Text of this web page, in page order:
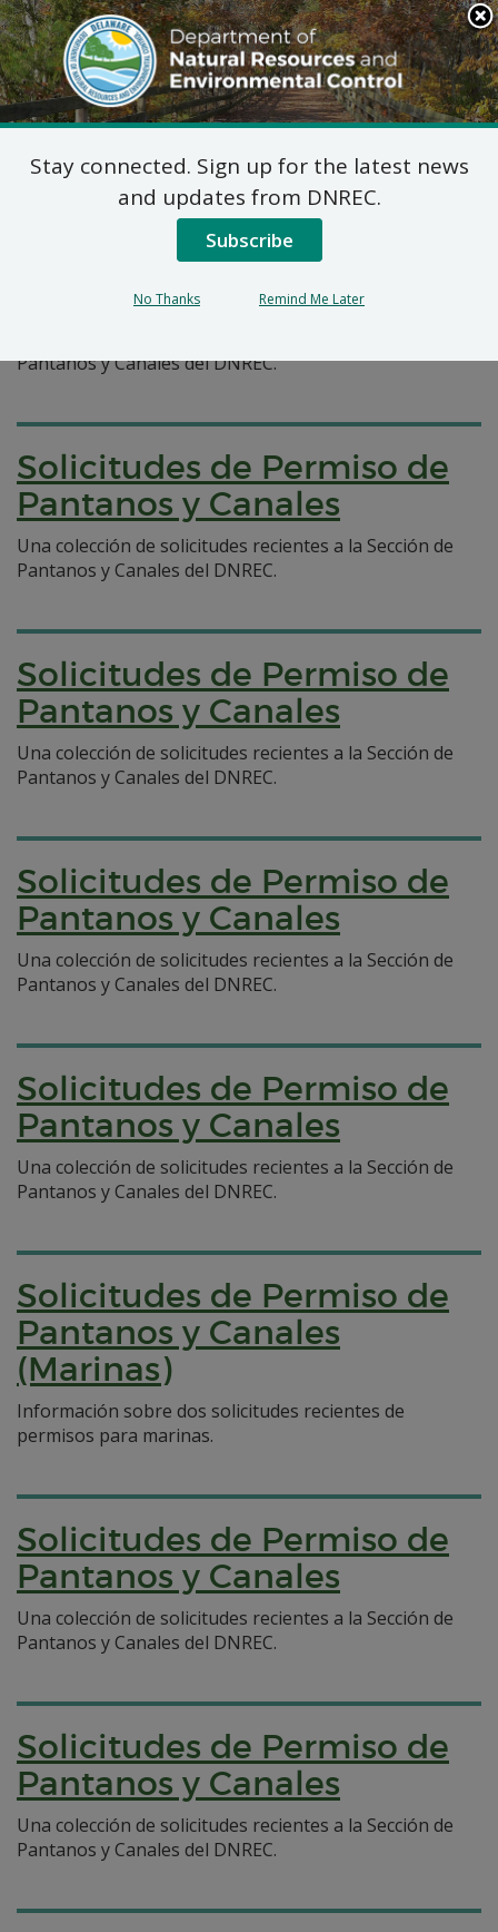
Search
This
Site
DNREC Menu
Pages Tagged With: "pantanos"
Solicitudes de Permiso de
Pantanos y Canales
Pantanos y Canales del DNREC.
Solicitudes de Permiso de
Pantanos y Canales
Una colección de solicitudes recientes a la Sección de
Pantanos y Canales del DNREC.
Solicitudes de Permiso de
Pantanos y Canales
Una colección de solicitudes recientes a la Sección de
Pantanos y Canales del DNREC.
Solicitudes de Permiso de
Pantanos y Canales
Una colección de solicitudes recientes a la Sección de
Pantanos y Canales del DNREC.
Solicitudes de Permiso de
Pantanos y Canales
Una colección de solicitudes recientes a la Sección de
Pantanos y Canales del DNREC.
Solicitudes de Permiso de
Pantanos y Canales
(Marinas)
Información sobre dos solicitudes recientes de
permisos para marinas.
Solicitudes de Permiso de
Pantanos y Canales
Una colección de solicitudes recientes a la Sección de
Pantanos y Canales del DNREC.
Solicitudes de Permiso de
Pantanos y Canales
Una colección de solicitudes recientes a la Sección de
Pantanos y Canales del DNREC.
Stay connected. Sign up for the latest news
and updates from DNREC.
Subscribe
No Thanks Remind Me Later